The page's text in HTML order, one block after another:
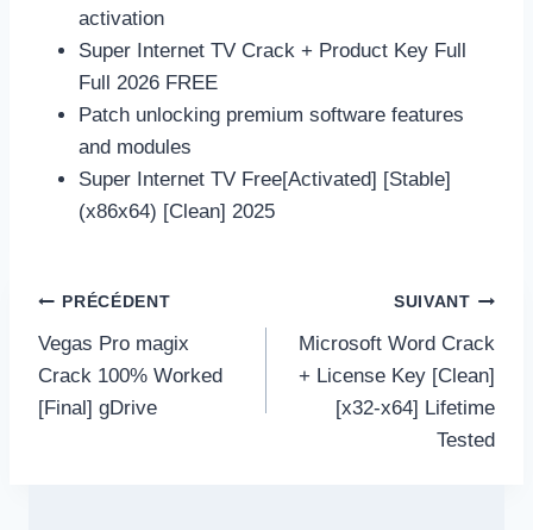
activation
Super Internet TV Crack + Product Key Full
Full 2026 FREE
Patch unlocking premium software features
and modules
Super Internet TV Free[Activated] [Stable]
(x86x64) [Clean] 2025
Navigation
de
l’article
PRÉCÉDENT
Vegas Pro magix
Crack 100% Worked
[Final] gDrive
SUIVANT
Microsoft Word Crack
+ License Key [Clean]
[x32-x64] Lifetime
Tested